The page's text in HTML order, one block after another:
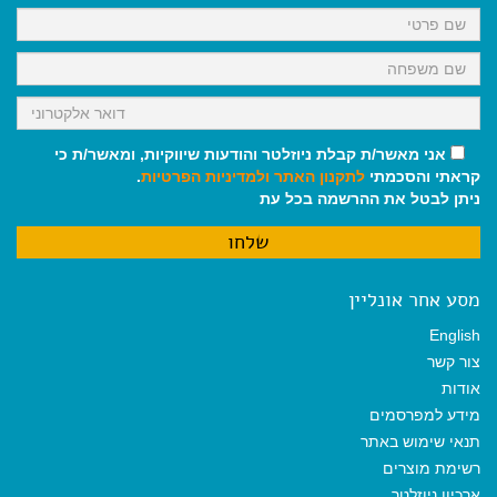
k
p
m
אני מאשר/ת קבלת ניוזלטר והודעות שיווקיות, ומאשר/ת כי
קראתי והסכמתי לתקנון האתר ולמדיניות הפרטיות.
ניתן לבטל את ההרשמה בכל עת
מסע אחר אונליין
English
צור קשר
אודות
מידע למפרסמים
תנאי שימוש באתר
רשימת מוצרים